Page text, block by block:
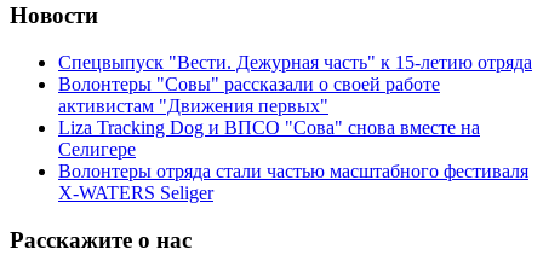
Новости
Спецвыпуск "Вести. Дежурная часть" к 15-летию отряда
Волонтеры "Совы" рассказали о своей работе
активистам "Движения первых"
Liza Tracking Dog и ВПСО "Сова" снова вместе на
Селигере
Волонтеры отряда стали частью масштабного фестиваля
X-WATERS Seliger
Расскажите о нас